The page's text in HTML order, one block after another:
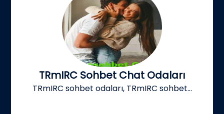
TRmIRC Sohbet Chat Odaları
TRmIRC sohbet odaları, TRmIRC sohbet...